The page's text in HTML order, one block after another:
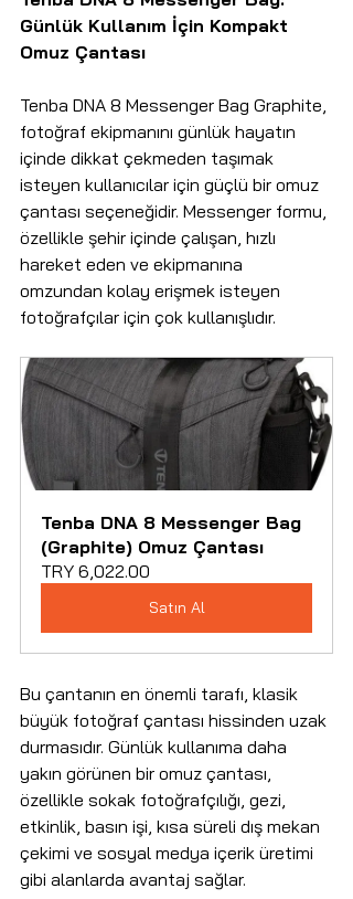
Günlük Kullanım İçin Kompakt
Omuz Çantası
Tenba DNA 8 Messenger Bag Graphite,
fotoğraf ekipmanını günlük hayatın
içinde dikkat çekmeden taşımak
isteyen kullanıcılar için güçlü bir omuz
çantası seçeneğidir. Messenger formu,
özellikle şehir içinde çalışan, hızlı
hareket eden ve ekipmanına
omzundan kolay erişmek isteyen
fotoğrafçılar için çok kullanışlıdır.
Tenba DNA 8 Messenger Bag
(Graphite) Omuz Çantası
TRY 6,022.00
Satın Al
Bu çantanın en önemli tarafı, klasik
büyük fotoğraf çantası hissinden uzak
durmasıdır. Günlük kullanıma daha
yakın görünen bir omuz çantası,
özellikle sokak fotoğrafçılığı, gezi,
etkinlik, basın işi, kısa süreli dış mekan
çekimi ve sosyal medya içerik üretimi
gibi alanlarda avantaj sağlar.